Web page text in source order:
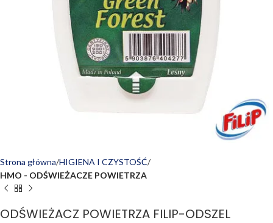
Strona główna HIGIENA I CZYSTOŚĆ
HMO - ODŚWIEŻACZE POWIETRZA
ODŚWIEŻACZ POWIETRZA FILIP-ODSZEL